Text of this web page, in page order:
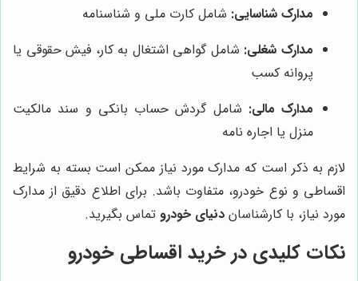
مدارک شناسایی: شامل کارت ملی و شناسنامه
مدارک شغلی: شامل گواهی اشتغال به کار، فیش حقوقی یا
پروانه کسب
مدارک مالی: شامل گردش حساب بانکی و سند مالکیت
منزل یا اجاره نامه
لازم به ذکر است که مدارک مورد نیاز ممکن است بسته به شرایط
اقساطی و نوع خودرو، متفاوت باشد. برای اطلاع دقیق از مدارک
مورد نیاز، با کارشناسان دنیای خودرو تماس بگیرید.
نکات کلیدی در خرید اقساطی خودرو